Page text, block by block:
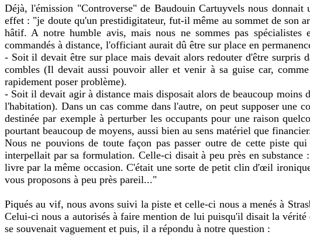
Déjà, l'émission "Controverse" de Baudouin Cartuyvels nous
effet : "je doute qu'un prestidigitateur, fut-il même au sommet de son
hâtif. A notre humble avis, mais nous ne sommes pas
commandés à distance, l'officiant aurait dû être sur place en
- Soit il devait être sur place mais devait alors redouter d'être surpris
combles (Il devait aussi pouvoir aller et venir à sa guise car,
rapidement poser problème).
- Soit il devait agir à distance mais disposait alors de beaucoup moins
l'habitation). Dans un cas comme dans l'autre, on peut supposer une
destinée par exemple à perturber les occupants pour une raison
pourtant beaucoup de moyens, aussi bien au sens matériel que
Nous ne pouvions de toute façon pas passer outre de cette piste
interpellait par sa formulation. Celle-ci disait à peu près en
livre par la même occasion. C'était une sorte de petit clin d'œil
vous proposons à peu près pareil..."
Piqués au vif, nous avons suivi la piste et celle-ci nous a menés à
Celui-ci nous a autorisés à faire mention de lui puisqu'il disait la
se souvenait vaguement et puis, il a répondu à notre question :